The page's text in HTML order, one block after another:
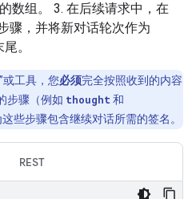
的数组。 3. 在后续请求中，在
骤，并将新对话轮次作为
。
或工具，您必须完全按照收到的内容
步骤（例如 thought 和
些步骤包含继续对话所需的签名。
REST